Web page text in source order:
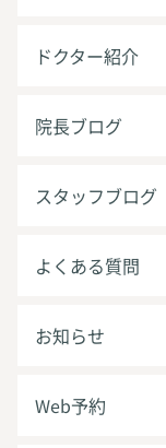
ドクター紹介
院長ブログ
スタッフブログ
よくある質問
お知らせ
Web予約